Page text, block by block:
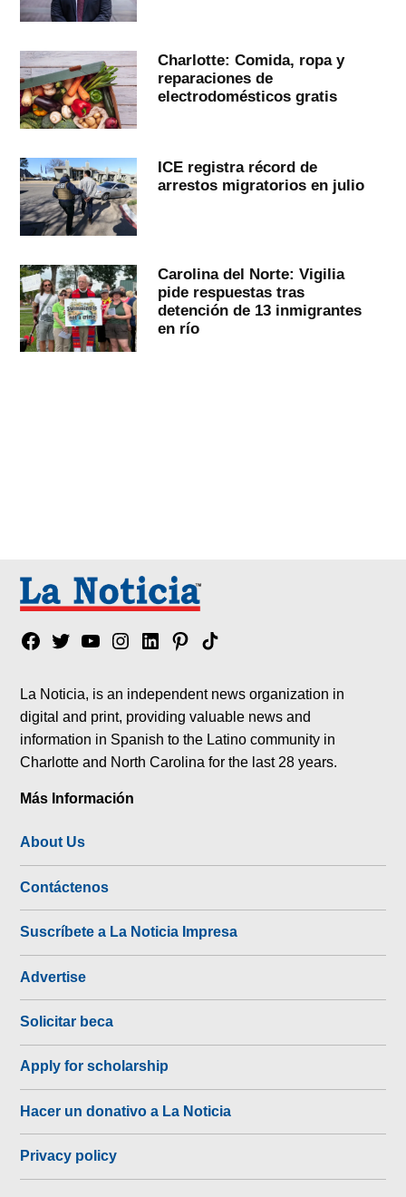
Charlotte: Comida, ropa y
reparaciones de
electrodomésticos gratis
ICE registra récord de
arrestos migratorios en julio
Carolina del Norte: Vigilia
pide respuestas tras
detención de 13 inmigrantes
en río
Facebook
TwitterYouTubeInstagram
LinkedinPinterest
Tik
La Noticia, is an independent news organization in
digital and print, providing valuable news and
information in Spanish to the Latino community in
Charlotte and North Carolina for the last 28 years.
Más Información
About Us
Contáctenos
Suscríbete a La Noticia Impresa
Advertise
Solicitar beca
Apply for scholarship
Hacer un donativo a La Noticia
Privacy policy